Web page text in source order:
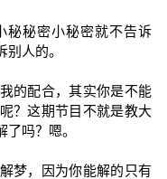
秘秘密小秘密就不告诉
人的。
的配合，其实你是不能
？这期节目不就是教大
吗？嗯。
梦，因为你能解的只有